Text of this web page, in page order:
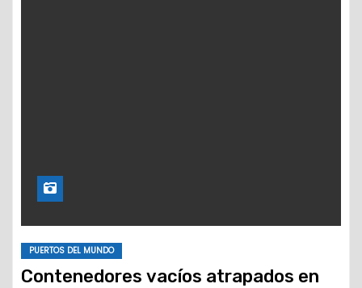
PUERTOS DEL MUNDO
Contenedores vacíos atrapados en